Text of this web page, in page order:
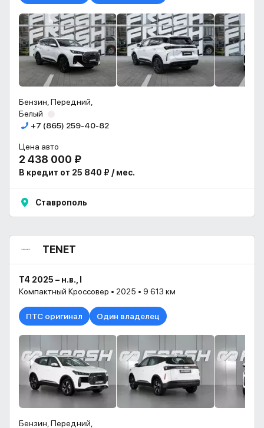
Бензин, Передний,
Белый
+7 (865) 259-40-82
Цена авто
2 438 000 ₽
В кредит от 25 840 ₽ / мес.
Ставрополь
TENET
T4 2025 – н.в., I
Компактный Кроссовер • 2025 • 9 613 км
ПТС оригинал Один владелец
Бензин, Передний,